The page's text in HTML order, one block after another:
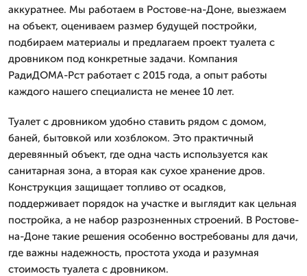
аккуратнее. Мы работаем в Ростове-на-Доне, выезжаем
на объект, оцениваем размер будущей постройки,
подбираем материалы и предлагаем проект туалета с
дровником под конкретные задачи. Компания
РадиДОМА-Рст работает с 2015 года, а опыт работы
каждого нашего специалиста не менее 10 лет.
Туалет с дровником удобно ставить рядом с домом,
баней, бытовкой или хозблоком. Это практичный
деревянный объект, где одна часть используется как
санитарная зона, а вторая как сухое хранение дров.
Конструкция защищает топливо от осадков,
поддерживает порядок на участке и выглядит как цельная
постройка, а не набор разрозненных строений. В Ростове-
на-Доне такие решения особенно востребованы для дачи,
где важны надежность, простота ухода и разумная
стоимость туалета с дровником.